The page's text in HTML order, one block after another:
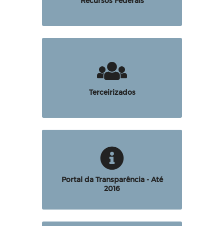
Terceirizados
Portal da Transparência - Até
2016